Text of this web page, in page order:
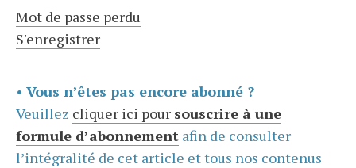
Mot de passe perdu
S'enregistrer
• Vous n’êtes pas encore abonné ?
Veuillez cliquer ici pour souscrire à une
formule d’abonnement afin de consulter
l’intégralité de cet article et tous nos contenus